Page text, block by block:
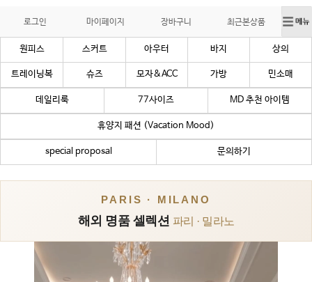
로그인 마이페이지 장바구니 최근본상품
원피스 스커트 아우터 바지 상의
트레이닝복 슈즈 모자&ACC 가방 민소매
데일리룩 77사이즈 MD 추천 아이템
휴양지 패션 (Vacation Mood)
special proposal 문의하기
PARIS · MILANO
해외 명품 셀렉션 파리 · 밀라노